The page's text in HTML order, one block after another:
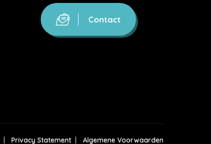
Contact
Privacy Statement Algemene Voorwaarden